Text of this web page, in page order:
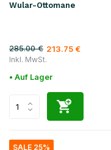
Wular-Ottomane
285.00 € 213.75 €
Inkl. MwSt.
• Auf Lager
SALE 25%